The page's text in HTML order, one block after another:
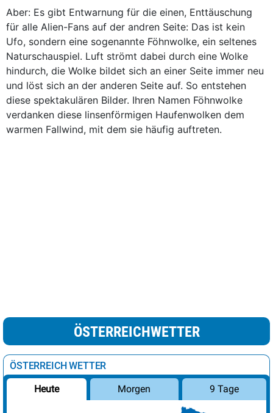
Aber: Es gibt Entwarnung für die einen, Enttäuschung
für alle Alien-Fans auf der andren Seite: Das ist kein
Ufo, sondern eine sogenannte Föhnwolke, ein seltenes
Naturschauspiel. Luft strömt dabei durch eine Wolke
hindurch, die Wolke bildet sich an einer Seite immer neu
und löst sich an der anderen Seite auf. So entstehen
diese spektakulären Bilder. Ihren Namen Föhnwolke
verdanken diese linsenförmigen Haufenwolken dem
warmen Fallwind, mit dem sie häufig auftreten.
ÖSTERREICHWETTER
ÖSTERREICH WETTER
Heute Morgen 9 Tage